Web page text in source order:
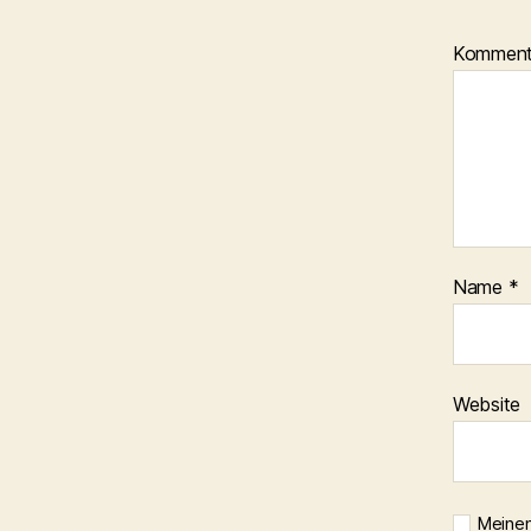
Name *
Website